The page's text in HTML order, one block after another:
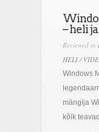
– heli
Reviewed in
HELI /
Windows
mängija
kõik